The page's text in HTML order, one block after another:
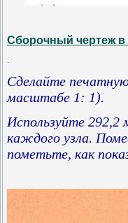
Сборочный чертеж
.
Сделайте
масштабе 1: 1).
Используйте
каждого узла.
пометьте, как